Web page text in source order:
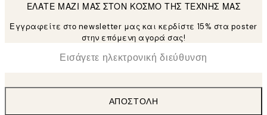
ΕΛΑΤΕ ΜΑΖΙ ΜΑΣ ΣΤΟΝ ΚΟΣΜΟ ΤΗΣ ΤΕΧΝΗΣ ΜΑΣ
Εγγραφείτε στο newsletter μας και κερδίστε 15% στα poster
στην επόμενη αγορά σας!
Ηλεκτρονική Διεύθυνση
ΑΠΟΣΤΟΛΉ